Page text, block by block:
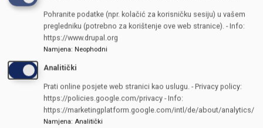
KONTAKTI
SKUPŠTINA
Adresa: Sarajevo, Reisa Džemaludina Čauševića 1
Pohranite podatke (npr. kolačić za korisničku sesiju) u vašem
pregledniku (potrebno za korištenje ove web stranice). - Info:
https://www.drupal.org
Namjena: Neophodni
Analitički
Prati online posjete web stranici kao uslugu. - Privacy policy:
https://policies.google.com/privacy - Info:
https://marketingplatform.google.com/intl/de/about/analytics/
Namjena: Analitički